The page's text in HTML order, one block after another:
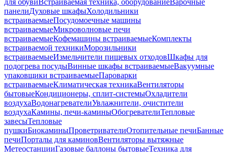
для обувиВстраиваемая техника, оборудованиеВарочные
панелиДуховые шкафыХолодильники
встраиваемыеПосудомоечные машины
встраиваемыеМикроволновые печи
встраиваемыеКофемашины встраиваемыеКомплекты
встраиваемой техникиМорозильники
встраиваемыеИзмельчители пищевых отходовШкафы для
подогрева посудыВинные шкафы встраиваемыеВакуумные
упаковщики встраиваемыеПароварки
встраиваемыеКлиматическая техникаВентиляторы
бытовыеКондиционеры, сплит-системыОхладители
воздухаВодонагревателиУвлажнители, очистители
воздухаКамины, печи-каминыОбогревателиТепловые
завесыТепловые
пушкиБиокаминыПроветривателиОтопительные печиБанные
печиПорталы для каминовВентиляторы вытяжные
МетеостанцииГазовые баллоны бытовыеТехника для